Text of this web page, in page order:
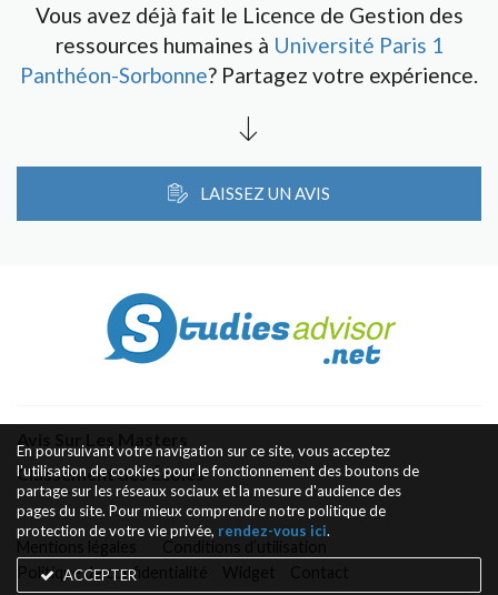
Vous avez déjà fait le Licence de Gestion des
ressources humaines à Université Paris 1
Panthéon-Sorbonne? Partagez votre expérience.
LAISSEZ UN AVIS
Classement des Écoles
Politique de confidentialité
En poursuivant votre navigation sur ce site, vous acceptez
l'utilisation de cookies pour le fonctionnement des boutons de
partage sur les réseaux sociaux et la mesure d'audience des
pages du site. Pour mieux comprendre notre politique de
protection de votre vie privée, rendez-vous ici.
ACCEPTER